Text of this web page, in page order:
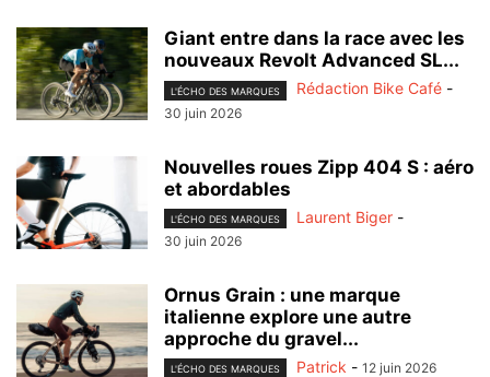
Giant entre dans la race avec les
nouveaux Revolt Advanced SL...
L'ÉCHO DES MARQUES Rédaction Bike Café -
30 juin 2026
Nouvelles roues Zipp 404 S : aéro
et abordables
L'ÉCHO DES MARQUES Laurent Biger -
30 juin 2026
Ornus Grain : une marque
italienne explore une autre
approche du gravel...
L'ÉCHO DES MARQUES Patrick - 12 juin 2026